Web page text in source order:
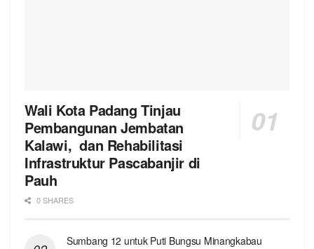
Wali Kota Padang Tinjau
Pembangunan Jembatan
Kalawi, dan Rehabilitasi
Infrastruktur Pascabanjir di
Pauh
0 SHARES
Sumbang 12 untuk Puti Bungsu Minangkabau